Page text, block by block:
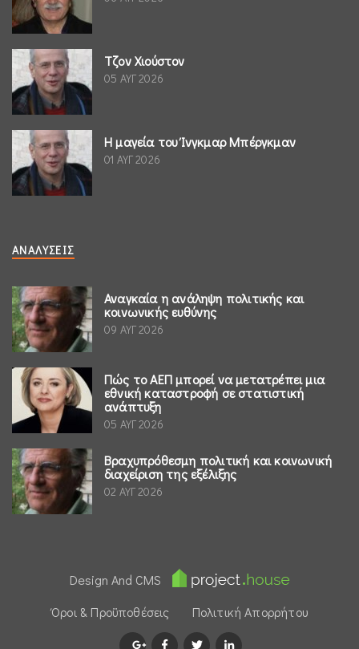
Τζον Χιούστον
05 ΑΥΓ 2026
Η μαγεία του Ίνγκμαρ Μπέργκμαν
01 ΑΥΓ 2026
ΑΝΑΛΎΣΕΙΣ
Αναγκαία η ανάληψη πολιτικής και
κοινωνικής ευθύνης
09 ΑΥΓ 2026
Πώς το ΑΕΠ μπορεί να μετατρέπει μια
εθνική καταστροφή σε στατιστική
ανάπτυξη
05 ΑΥΓ 2026
Βραχυπρόθεσμη πολιτική και κοινωνική
διαχείριση της εξέλιξης
02 ΑΥΓ 2026
Design And CMS
Όροι & Προϋποθέσεις
Πολιτική Απορρήτου